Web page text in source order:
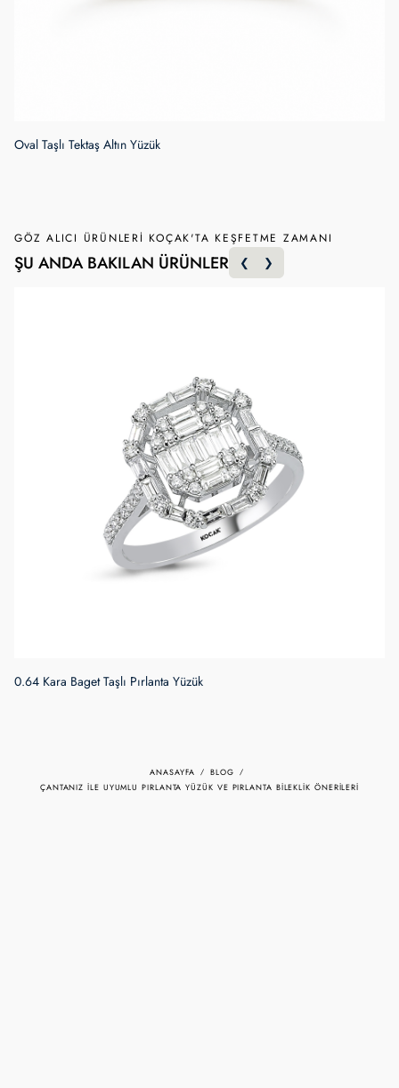
ANASAYFA
BLOG
ÇANTANIZ ILE UYUMLU PIRLANTA YÜZÜK VE PIRLANTA BILEKLIK ÖNERILERI